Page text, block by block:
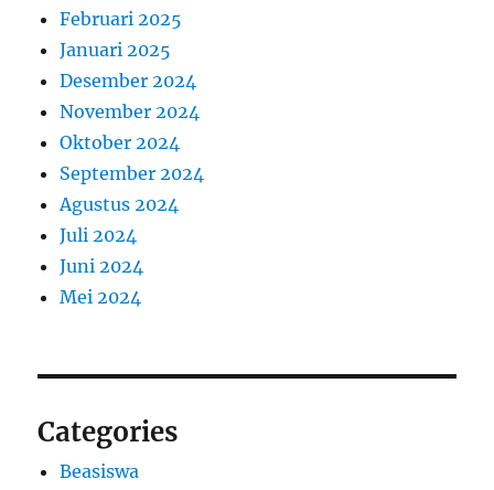
Februari 2025
Januari 2025
Desember 2024
November 2024
Oktober 2024
September 2024
Agustus 2024
Juli 2024
Juni 2024
Mei 2024
Categories
Beasiswa